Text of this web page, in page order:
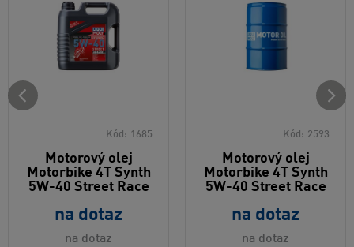
Kód: 1685
Motorový olej
Motorbike 4T Synth
5W-40 Street Race
na dotaz
na dotaz
Kód: 2593
Motorový olej
Motorbike 4T Synth
5W-40 Street Race
na dotaz
na dotaz